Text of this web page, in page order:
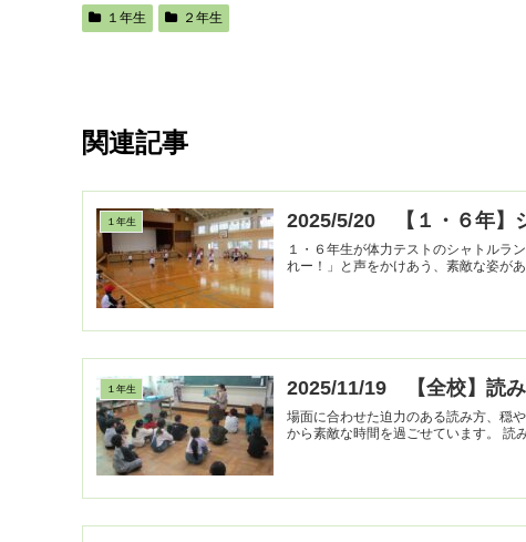
１年生 ２年生
関連記事
１年生 2025/5/20 【１・６年】
１・６年生が体力テストのシャトルラ
れー！」と声をかけあう、素敵な姿があ
１年生 2025/11/19 【全校】読
場面に合わせた迫力のある読み方、穏
から素敵